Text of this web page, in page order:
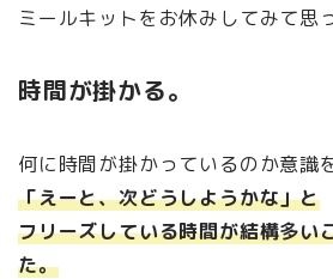
ミールキットをお休みしてみて思
時間が掛かる。
何に時間が掛かっているのか意識
「えーと、次どうしようかな」と
フリーズしている時間が結構多い
た。